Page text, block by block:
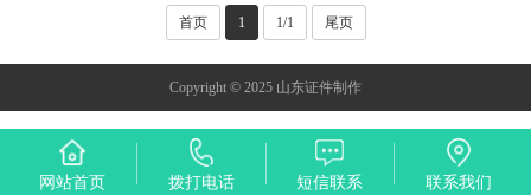
首页 1 1/1 尾页
Copyright © 2025 山东证件制作
网站首页 拨打电话 短信联系 联系我们